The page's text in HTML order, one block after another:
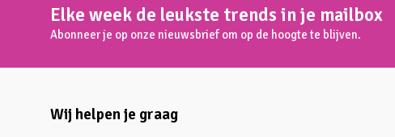
Elke week de leukste trends in je mailbox
Abonneer je op onze nieuwsbrief om op de hoogte te blijven.
Wij helpen je graag